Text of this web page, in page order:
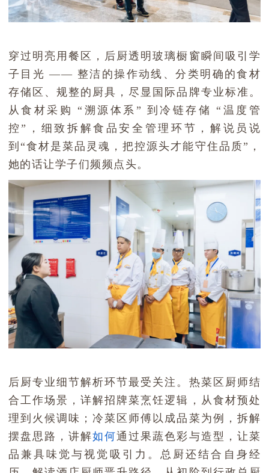
穿过明亮用餐区，后厨透明玻璃橱窗瞬间吸引学
子目光 —— 整洁的操作动线、分类明确的食材
存储区、规整的厨具，尽显国际品牌专业标准。
从食材采购 “溯源体系” 到冷链存储 “温度管
控”，细致拆解食品安全管理环节， 解说员说
到 “食材是菜品灵魂，把控源头才能守住品质”，
她的话让学子们频频点头。
后厨专业细节解析环节最受关注。热菜区厨师结
合工作场景，详解招牌菜烹饪逻辑，从食材预处
理到火候调味；冷菜区师傅以成品菜为例，拆解
摆盘思路，讲解如何通过果蔬色彩与造型，让菜
品兼具味觉与视觉吸引力。总厨还结合自身经